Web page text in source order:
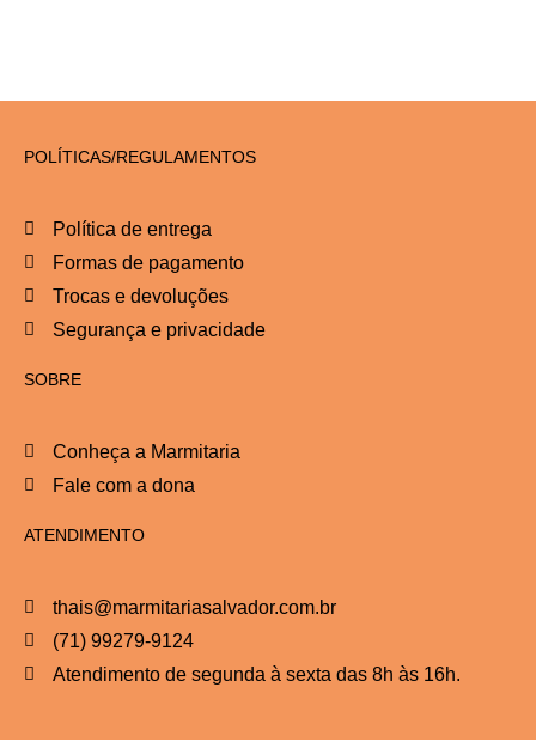
POLÍTICAS/REGULAMENTOS
Política de entrega
Formas de pagamento
Trocas e devoluções
Segurança e privacidade
SOBRE
Conheça a Marmitaria
Fale com a dona
ATENDIMENTO
thais@marmitariasalvador.com.br
(71) 99279-9124
Atendimento de segunda à sexta das 8h às 16h.